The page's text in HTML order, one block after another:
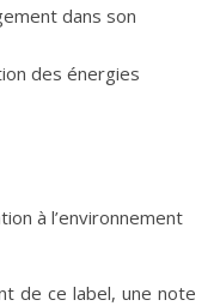
dans son
des énergies
à l’environnement
de ce label, une note